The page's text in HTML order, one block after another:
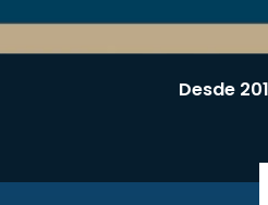
Desde